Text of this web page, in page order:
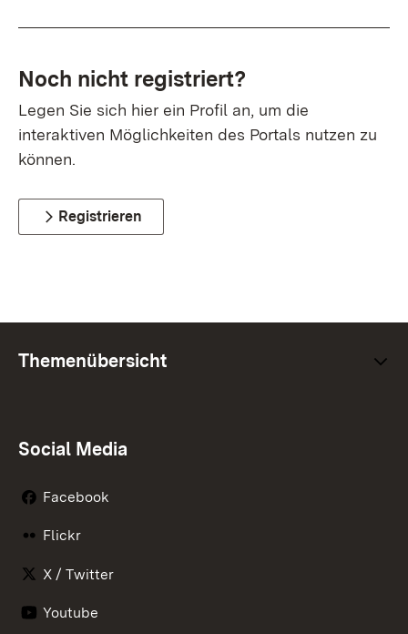
Noch nicht registriert?
Legen Sie sich hier ein Profil an, um die
interaktiven Möglichkeiten des Portals nutzen zu
können.
Registrieren
Themenübersicht
Social Media
Facebook
Flickr
X / Twitter
Youtube